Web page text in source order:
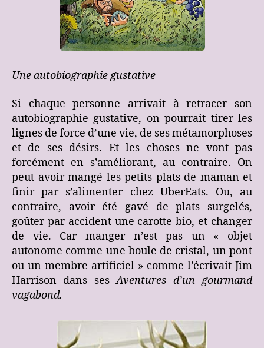
Une autobiographie gustative
Si chaque personne arrivait à retracer son
autobiographie gustative, on pourrait tirer les
lignes de force d’une vie, de ses métamorphoses
et de ses désirs. Et les choses ne vont pas
forcément en s’améliorant, au contraire. On
peut avoir mangé les petits plats de maman et
finir par s’alimenter chez UberEats. Ou, au
contraire, avoir été gavé de plats surgelés,
goûter par accident une carotte bio, et changer
de vie. Car manger n’est pas un « objet
autonome comme une boule de cristal, un pont
ou un membre artificiel » comme l’écrivait Jim
Harrison dans sesAventures d’un gourmand
vagabond.